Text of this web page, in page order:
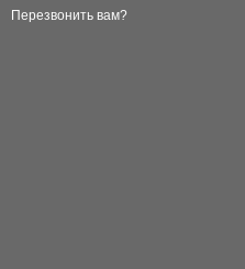
Перезвонить вам?